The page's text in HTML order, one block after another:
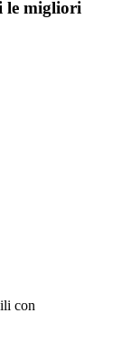
le migliori
con